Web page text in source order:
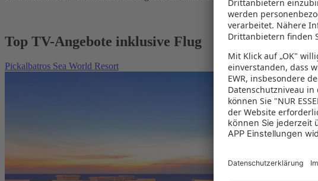
Top TV-Angebote inklusive Flug
Pickalbatros Sea World Resort